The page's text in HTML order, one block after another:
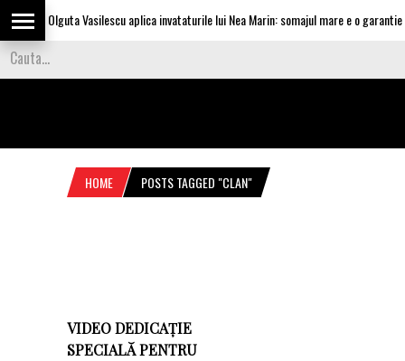
Olguta Vasilescu aplica invataturile lui Nea Marin: somajul mare e o garantie
HOME POSTS TAGGED "CLAN"
VIDEO DEDICAȚIE
SPECIALĂ PENTRU